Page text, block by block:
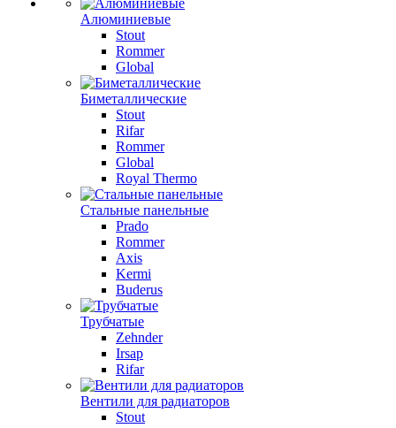
Алюминиевые
Stout
Rommer
Global
Биметаллические
Stout
Rifar
Rommer
Global
Royal Thermo
Стальные панельные
Prado
Rommer
Axis
Kermi
Buderus
Трубчатые
Zehnder
Irsap
Rifar
Вентили для радиаторов
Stout